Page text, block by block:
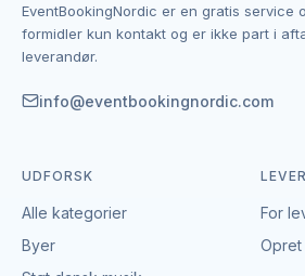
er en åben portal – vi tager
provision, og du laver aftalen på
leverancen og indgå en aftale, der
EventBookingNordic er en gratis service
formidler kun kontakt og er ikke part i
leverandør.
info@eventbookingnordic.com
UDFORSK
Alle kategorier
Byer
For